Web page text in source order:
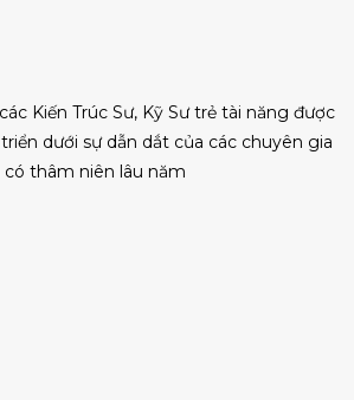
Kiến Trúc Sư, Kỹ Sư trẻ tài năng được
dưới sự dẫn dắt của các chuyên gia
thâm niên lâu năm